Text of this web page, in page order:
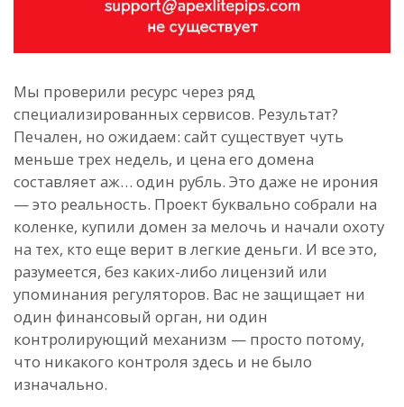
Мы проверили ресурс через ряд
специализированных сервисов. Результат?
Печален, но ожидаем: сайт существует чуть
меньше трех недель, и цена его домена
составляет аж… один рубль. Это даже не ирония
— это реальность. Проект буквально собрали на
коленке, купили домен за мелочь и начали охоту
на тех, кто еще верит в легкие деньги. И все это,
разумеется, без каких-либо лицензий или
упоминания регуляторов. Вас не защищает ни
один финансовый орган, ни один
контролирующий механизм — просто потому,
что никакого контроля здесь и не было
изначально.